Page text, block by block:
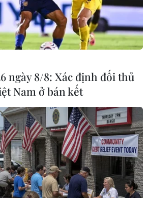
không cho vay.
ngày 8/8: Xác định đối thủ
Nam ở bán kết